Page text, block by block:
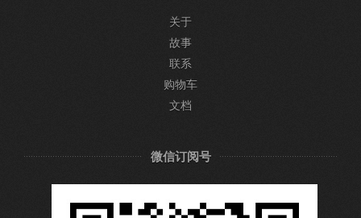
关于
故事
联系
购物车
文档
微信订阅号